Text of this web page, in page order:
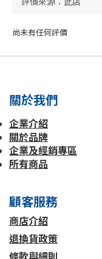
尚未有任何評價
關於我們
企業介紹
關於品牌
企業及經銷專區
所有商品
顧客服務
商店介紹
退換貨政策